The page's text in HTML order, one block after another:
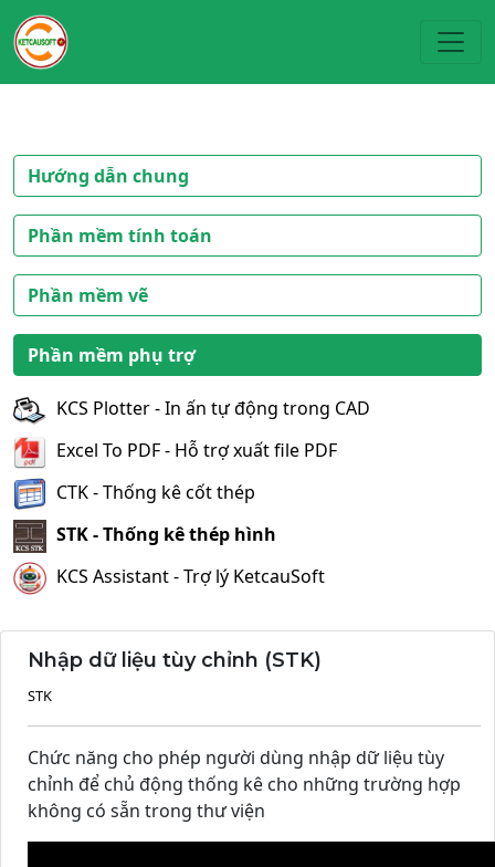
Hướng dẫn chung
Phần mềm tính toán
Phần mềm vẽ
Phần mềm phụ trợ
KCS Plotter - In ấn tự động trong CAD
Excel To PDF - Hỗ trợ xuất file PDF
CTK - Thống kê cốt thép
STK - Thống kê thép hình
KCS Assistant - Trợ lý KetcauSoft
Nhập dữ liệu tùy chỉnh (STK)
STK
Chức năng cho phép người dùng nhập dữ liệu tùy
chỉnh để chủ động thống kê cho những trường hợp
không có sẵn trong thư viện